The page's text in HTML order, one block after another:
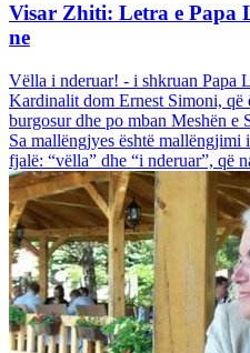
Visar Zhiti: Letra e Papa
ne
Vëlla i nderuar! - i shkruan Papa
Kardinalit dom Ernest Simoni, që
burgosur dhe po mban Meshën e
Sa mallëngjyes është
fjalë: “vëlla” dhe “i nderuar”, që